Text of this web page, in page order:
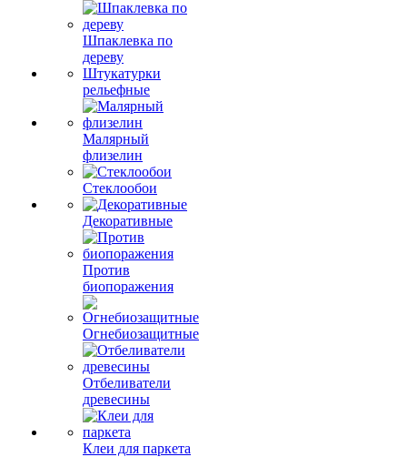
Шпаклевка по
дереву
Штукатурки
рельефные
Малярный
флизелин
Стеклообои
Декоративные
Против
биопоражения
Огнебиозащитные
Отбеливатели
древесины
Клеи для паркета